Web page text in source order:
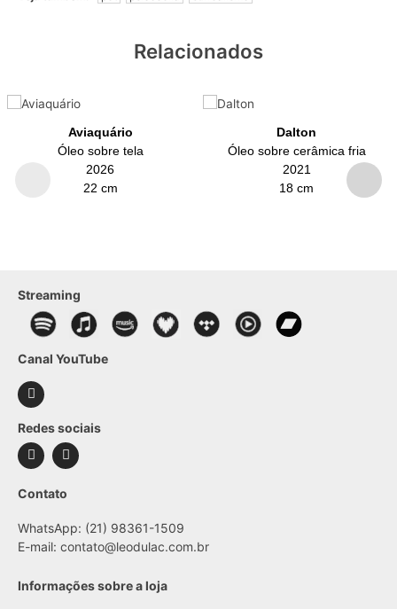
Relacionados
Aviaquário
Óleo sobre tela
2026
22 cm
Dalton
Óleo sobre cerâmica fria
2021
18 cm
Streaming
Canal YouTube
Redes sociais
Contato
WhatsApp: (21) 98361-1509
E-mail: contato@leodulac.com.br
Informações sobre a loja